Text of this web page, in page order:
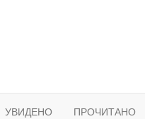
УВИДЕНО
ПРОЧИТАНО